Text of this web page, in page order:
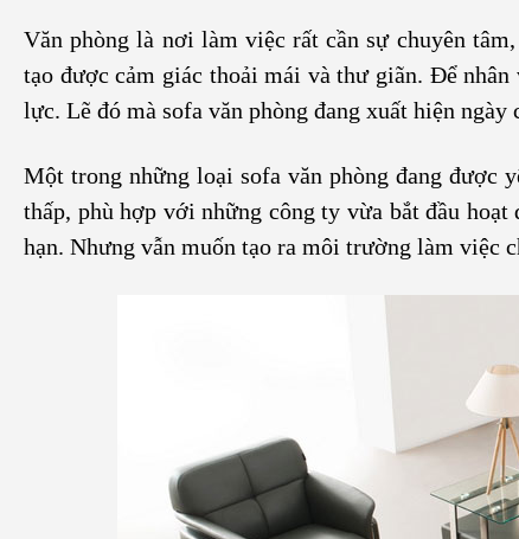
Văn phòng là nơi làm việc rất cần sự chuyên
tạo được cảm giác thoải mái và thư giãn. Để
lực. Lẽ đó mà sofa văn phòng đang xuất hiện
Một trong những loại sofa văn phòng đang được
thấp, phù hợp với những công ty vừa bắt đầu
hạn. Nhưng vẫn muốn tạo ra môi trường làm việc